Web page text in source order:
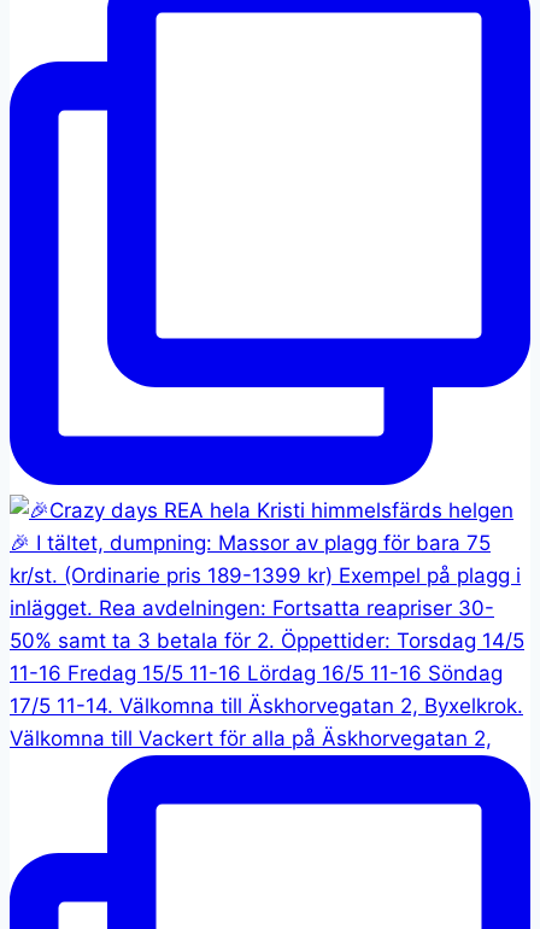
Välkomna till Vackert för alla på Äskhorvegatan 2,